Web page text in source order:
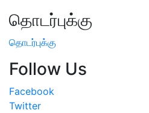
தொடர்புக்கு
தொடர்புக்கு
Follow Us
Facebook
Twitter